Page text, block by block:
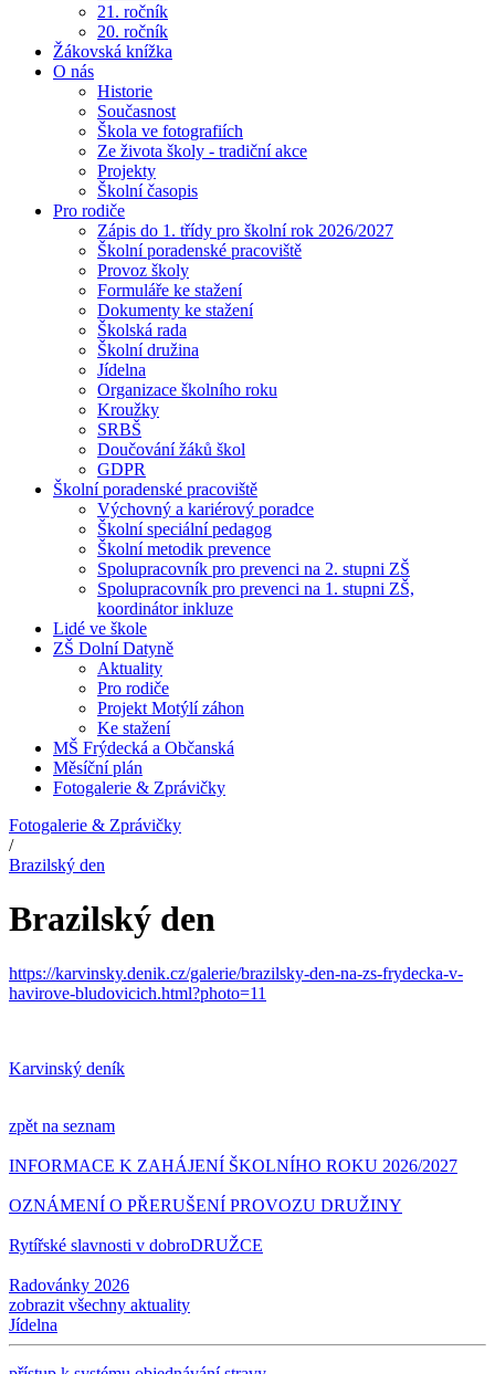
21. ročník
20. ročník
Žákovská knížka
O nás
Historie
Současnost
Škola ve fotografiích
Ze života školy - tradiční akce
Projekty
Školní časopis
Pro rodiče
Zápis do 1. třídy pro školní rok 2026/2027
Školní poradenské pracoviště
Provoz školy
Formuláře ke stažení
Dokumenty ke stažení
Školská rada
Školní družina
Jídelna
Organizace školního roku
Kroužky
SRBŠ
Doučování žáků škol
GDPR
Školní poradenské pracoviště
Výchovný a kariérový poradce
Školní speciální pedagog
Školní metodik prevence
Spolupracovník pro prevenci na 2. stupni ZŠ
Spolupracovník pro prevenci na 1. stupni ZŠ,
koordinátor inkluze
Lidé ve škole
ZŠ Dolní Datyně
Aktuality
Pro rodiče
Projekt Motýlí záhon
Ke stažení
MŠ Frýdecká a Občanská
Měsíční plán
Fotogalerie & Zprávičky
Fotogalerie & Zprávičky
/
Brazilský den
Brazilský den
https://karvinsky.denik.cz/galerie/brazilsky-den-na-zs-frydecka-v-
havirove-bludovicich.html?photo=11
Karvinský deník
zpět na seznam
INFORMACE K ZAHÁJENÍ ŠKOLNÍHO ROKU 2026/2027
OZNÁMENÍ O PŘERUŠENÍ PROVOZU DRUŽINY
Rytířské slavnosti v dobroDRUŽCE
Radovánky 2026
zobrazit všechny aktuality
Jídelna